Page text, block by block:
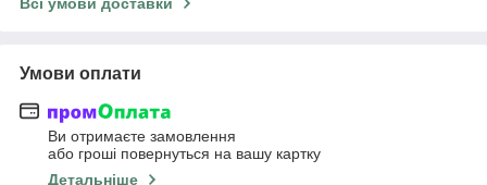
Умови оплати
Ви отримаєте замовлення
або гроші повернуться на вашу картку
Детальніше